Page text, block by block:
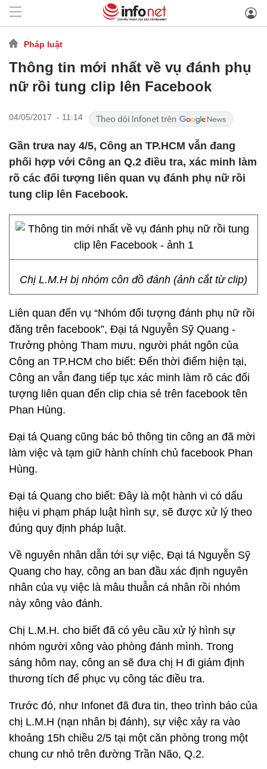
Pháp luật
Thông tin mới nhất về vụ đánh phụ
nữ rồi tung clip lên Facebook
04/05/2017 - 11:14
Gần trưa nay 4/5, Công an TP.HCM vẫn đang
phối hợp với Công an Q.2 điều tra, xác minh làm
rõ các đối tượng liên quan vụ đánh phụ nữ rồi
tung clip lên Facebook.
Chị L.M.H bị nhóm côn đồ đánh (ảnh cắt từ clip)
Liên quan đến vụ “Nhóm đối tượng đánh phụ nữ rồi
đăng trên facebook”, Đại tá Nguyễn Sỹ Quang -
Trưởng phòng Tham mưu, người phát ngôn của
Công an TP.HCM cho biết: Đến thời điểm hiện tại,
Công an vẫn đang tiếp tục xác minh làm rõ các đối
tượng liên quan đến clip chia sẻ trên facebook tên
Phan Hùng.
Đại tá Quang cũng bác bỏ thông tin công an đã mời
làm việc và tạm giữ hành chính chủ facebook Phan
Hùng.
Đại tá Quang cho biết: Đây là một hành vi có dấu
hiệu vi phạm pháp luật hình sự, sẽ được xử lý theo
đúng quy định pháp luật.
Về nguyên nhân dẫn tới sự việc, Đại tá Nguyễn Sỹ
Quang cho hay, công an ban đầu xác định nguyên
nhân của vụ việc là mâu thuẫn cá nhân rồi nhóm
này xông vào đánh.
Chị L.M.H. cho biết đã có yêu cầu xử lý hình sự
nhóm người xông vào phòng đánh mình. Trong
sáng hôm nay, công an sẽ đưa chị H đi giám định
thương tích để phục vụ công tác điều tra.
Trước đó, như Infonet đã đưa tin, theo trình báo của
chị L.M.H (nạn nhân bị đánh), sự việc xảy ra vào
khoảng 15h chiều 2/5 tại một căn phòng trong một
chung cư nhỏ trên đường Trần Não, Q.2.